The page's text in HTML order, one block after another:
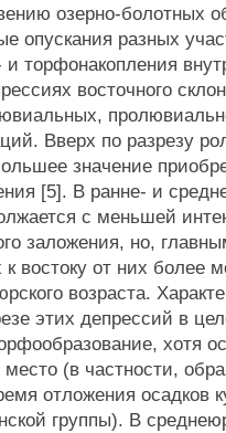
озерно-болотных
разных
и торфонакопления
восточного
Вверх по разрезу
значение
[5]. В ранне- и
с меньшей
заложения, но,
востоку от них более
возраста.
этих депрессий в
хотя
(в частности,
отложения осадков
группы). В